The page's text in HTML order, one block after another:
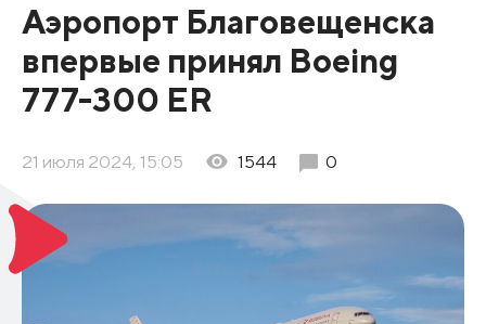
Аэропорт Благовещенска
впервые принял Boeing
777-300 ER
21 июля 2024, 15:05 1544 0